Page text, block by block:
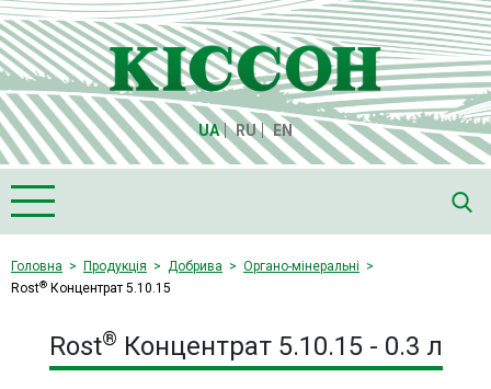
UA RU EN
Головна
Про компанію "Кіссон"
Продукція
Насіння
Головна Продукція Добрива
Органо-мінеральні
Rost® Концентрат 5.10.15
Rost® Концентрат 5.10.15 - 0.3 л